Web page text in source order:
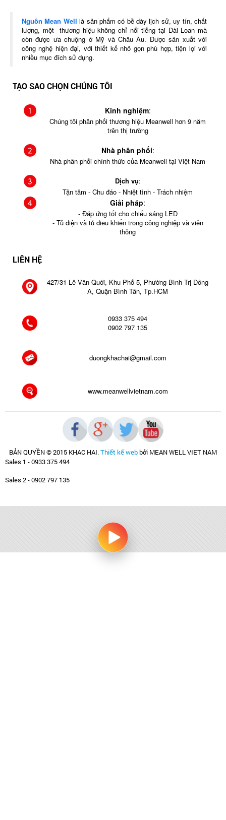
Nguồn Mean Well là sản phẩm có bề dày lịch sử, uy tín, chất
lượng, một thương hiệu không chỉ nổi tiếng tại Đài Loan mà
còn được ưa chuộng ở Mỹ và Châu Âu. Được sản xuất với
công nghệ hiện đại, với thiết kế nhỏ gọn phù hợp, tiện lợi với
nhiều mục đích sử dụng.
TẠO SAO CHỌN CHÚNG TÔI
Kinh nghiệm:
Chúng tôi phân phối thương hiệu Meanwell hơn 9 năm
trên thị trường
Nhà phân phối:
Nhà phân phối chính thức của Meanwell tại Việt Nam
Dịch vụ:
Tận tâm - Chu đáo - Nhiệt tình - Trách nhiệm
Giải pháp:
- Đáp ứng tốt cho chiếu sáng LED
- Tủ điện và tủ điều khiển trong công nghiệp và viễn
thông
LIÊN HỆ
427/31 Lê Văn Quới, Khu Phố 5, Phường Bình Trị Đông
A, Quận Bình Tân, Tp.HCM
0933 375 494
0902 797 135
duongkhachai@gmail.com
www.meanwellvietnam.com
BẢN QUYỀN © 2015 KHAC HAI.Thiết kế webbởi MEAN WELL VIET NAM
Sales 1 - 0933 375 494
Sales 2 - 0902 797 135